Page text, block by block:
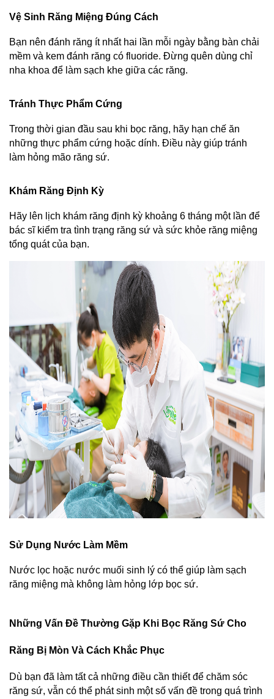
Vệ Sinh Răng Miệng Đúng Cách
Bạn nên đánh răng ít nhất hai lần mỗi ngày bằng bàn chải
mềm và kem đánh răng có fluoride. Đừng quên dùng chỉ
nha khoa để làm sạch khe giữa các răng.
Tránh Thực Phẩm Cứng
Trong thời gian đầu sau khi bọc răng, hãy hạn chế ăn
những thực phẩm cứng hoặc dính. Điều này giúp tránh
làm hỏng mão răng sứ.
Khám Răng Định Kỳ
Hãy lên lịch khám răng định kỳ khoảng 6 tháng một lần để
bác sĩ kiểm tra tình trạng răng sứ và sức khỏe răng miệng
tổng quát của bạn.
Sử Dụng Nước Làm Mềm
Nước lọc hoặc nước muối sinh lý có thể giúp làm sạch
răng miệng mà không làm hỏng lớp bọc sứ.
Những Vấn Đề Thường Gặp Khi Bọc Răng Sứ Cho
Răng Bị Mòn Và Cách Khắc Phục
Dù bạn đã làm tất cả những điều cần thiết để chăm sóc
răng sứ, vẫn có thể phát sinh một số vấn đề trong quá trình